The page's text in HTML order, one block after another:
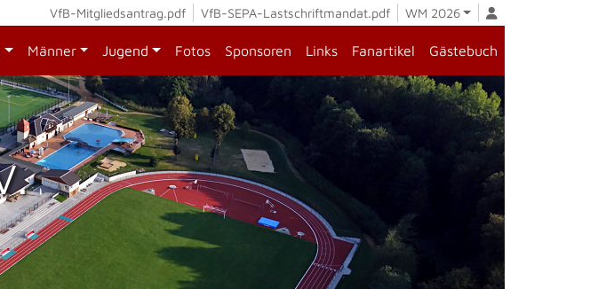
VfB-Mitgliedsantrag.pdf VfB-SEPA-Lastschriftmandat.pdf WM 2026
Männer Jugend Fotos Sponsoren Links Fanartikel Gästebuch